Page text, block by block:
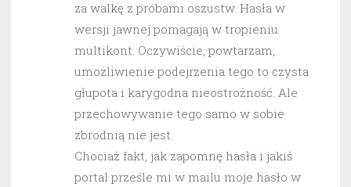
za walkę z próbami oszustw. Hasła w
wersji jawnej pomagają w tropieniu
multikont. Oczywiście, powtarzam,
umożliwienie podejrzenia tego to czysta
głupota i karygodna nieostrożność. Ale
przechowywanie tego samo w sobie
zbrodnią nie jest.
Chociaż fakt, jak zapomnę hasła i jakiś
portal prześle mi w mailu moje hasło w